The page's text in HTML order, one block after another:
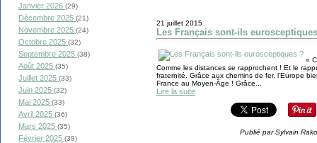
Janvier 2026 (29)
Décembre 2025 (21)
Novembre 2025 (24)
Octobre 2025 (32)
Septembre 2025 (38)
Août 2025 (35)
Juillet 2025 (33)
Juin 2025 (32)
Mai 2025 (33)
Avril 2025 (36)
Mars 2025 (35)
Février 2025 (38)
21 juillet 2015
Les Français sont-ils
«
Comme les distances se rapprochent ! Et le
fraternité. Grâce aux chemins de fer, l’Europe
France au Moyen-Âge ! Grâce...
Lire la suite
Publié par Sylvain